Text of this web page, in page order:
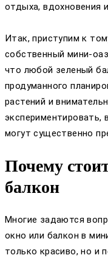
отдыха, вдохновения
Итак, приступим к
собственный мини-
что любой зеленый
продуманного
растений и
экспериментировать,
могут существенно
Почему
балкон
Многие задаются
окно или балкон в
только красиво, но и